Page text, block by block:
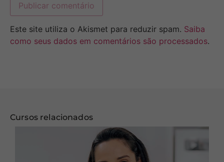
Este site utiliza o Akismet para reduzir spam. Saiba
como seus dados em comentários são processados.
Cursos relacionados